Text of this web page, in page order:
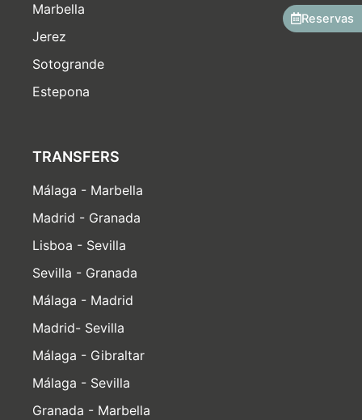
Marbella
Jerez
Sotogrande
Estepona
TRANSFERS
Málaga - Marbella
Madrid - Granada
Lisboa - Sevilla
Sevilla - Granada
Málaga - Madrid
Madrid- Sevilla
Málaga - Gibraltar
Málaga - Sevilla
Granada - Marbella
Reservas